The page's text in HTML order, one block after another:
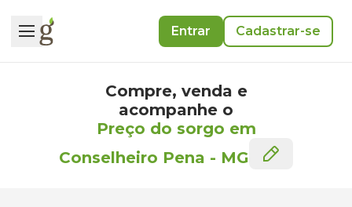
Entrar Cadastrar-se
Compre, venda e
acompanhe o
Preço do sorgo em
Conselheiro Pena - MG